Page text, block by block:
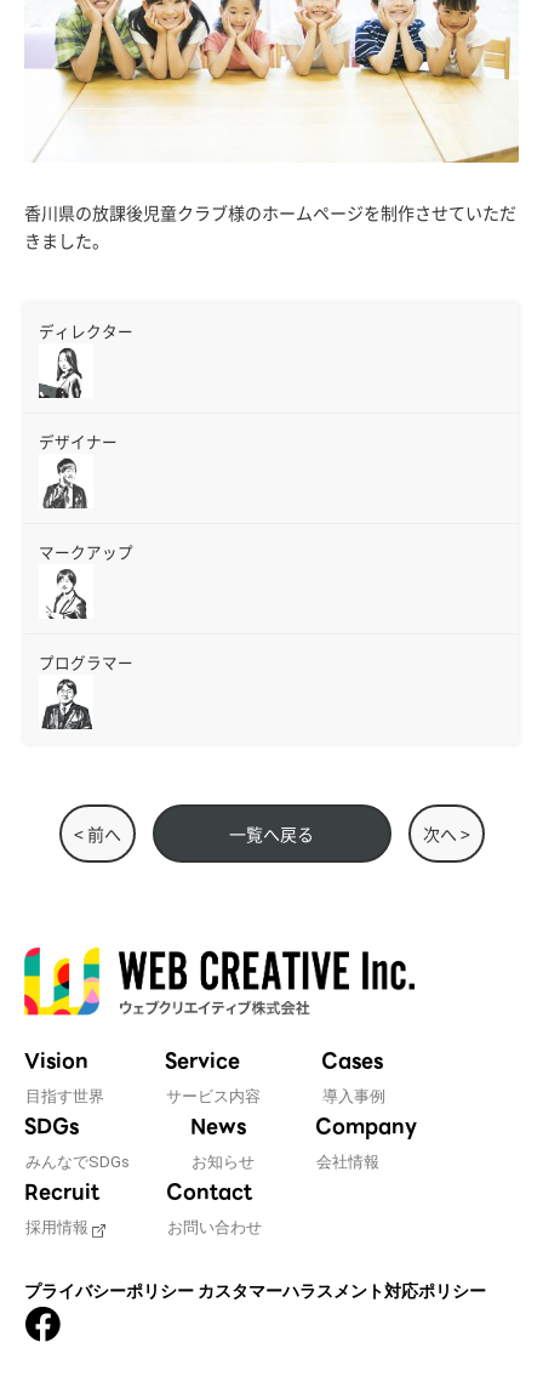
香川県の放課後児童クラブ様のホームページを制作させていただ
きました。
ディレクター
デザイナー
マークアップ
プログラマー
< 前へ 一覧へ戻る 次へ >
Vision
目指す世界
Service
サービス内容
Cases
導入事例
SDGs
みんなでSDGs
News
お知らせ
Company
会社情報
Recruit
採用情報
Contact
お問い合わせ
プライバシーポリシー カスタマーハラスメント対応ポリシー